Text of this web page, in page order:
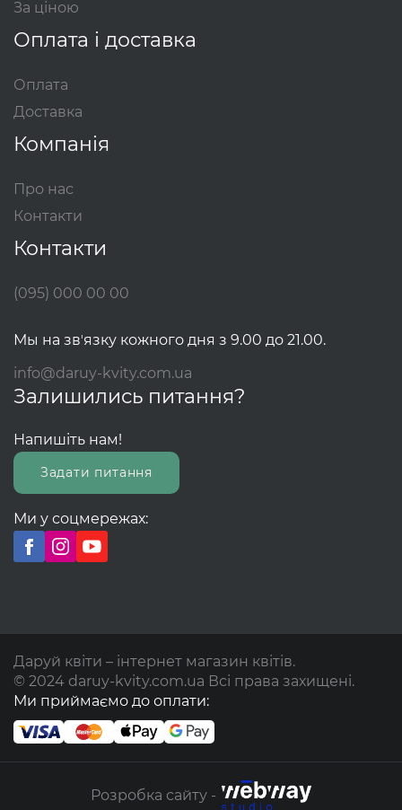
За ціною
Оплата і доставка
Оплата
Доставка
Компанія
Про нас
Контакти
Контакти
(095) 000 00 00
Мы на звʼязку кожного дня з 9.00 до 21.00.
info@daruy-kvity.com.ua
Залишились питання?
Напишіть нам!
Задати питання
Ми у соцмережах:
Даруй квіти – інтернет магазин квітів.
© 2024 daruy-kvity.com.ua Всі права захищені.
Ми приймаємо до оплати:
Розробка сайту -